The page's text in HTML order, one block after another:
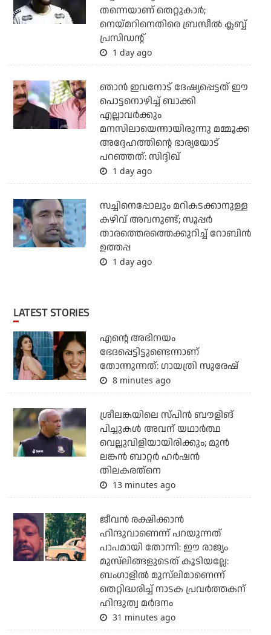
തന്നെയാണ് തെറ്റുകാര്‍;
നെയ്മറിനെതിരെ ബ്രസീല്‍ ക്ലബ്ബ്
പ്രസിഡന്റ്
1 day ago
ഞാന്‍ ഇവനോട് ദേഷ്യപ്പെട്ടത് ഈ
പൊട്ടനൊഴിച്ച് ബാക്കി
എല്ലാവര്‍ക്കും
മനസിലായെന്നായിരുന്നു മമ്മൂക്ക
അദ്ദേഹത്തിന്റെ ഭാര്യയോട്
പറഞ്ഞത്: സിദ്ദിഖ്
1 day ago
സച്ചിനെപ്പോലും മറികടക്കാനുള്ള
കഴിവ് അവനുണ്ട്; സൂപ്പര്‍
താരത്തെരത്തെക്കുറിച്ച് റോബിന്‍
ഉത്തപ്പ
1 day ago
LATEST STORIES
എന്റെ അഭിനയം
ഭേദപ്പെട്ടിട്ടുണ്ടെന്നാണ്
തോന്നുന്നത്: ഗായത്രി സുരേഷ്
8 minutes ago
ശ്രീലങ്കയിലെ സ്പിന്‍ ബൗളിങ്
പിച്ചുകള്‍ അവന് യഥാര്‍ത്ഥ
വെല്ലുവിളിയായിരിക്കും; മുന്‍
ലങ്കന്‍ ബാറ്റര്‍ ഹര്‍ഷന്‍
തിലകരത്‌നെ
13 minutes ago
ജീവന്‍ രക്ഷിക്കാന്‍
ഹിന്ദുവാണെന്ന് പറയുന്നത്
പാപമായി തോന്നി: ഈ രാജ്യം
മുസ്‌ലിങ്ങളുടെത് കൂടിയല്ലേ:
ബംഗാളില്‍ മുസ്‌ലിമാണെന്ന്
തെറ്റിദ്ധരിച്ച് നാടക പ്രവര്‍ത്തകന്
ഹിന്ദുത്വ മര്‍ദനം
31 minutes ago